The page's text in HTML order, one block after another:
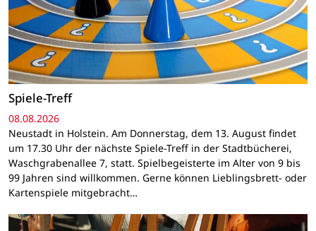
Spiele-Treff
08.08.2026
Neustadt in Holstein. Am Donnerstag, dem 13. August findet
um 17.30 Uhr der nächste Spiele-Treff in der Stadtbücherei,
Waschgrabenallee 7, statt. Spielbegeisterte im Alter von 9 bis
99 Jahren sind willkommen. Gerne können Lieblingsbrett- oder
Kartenspiele mitgebracht…